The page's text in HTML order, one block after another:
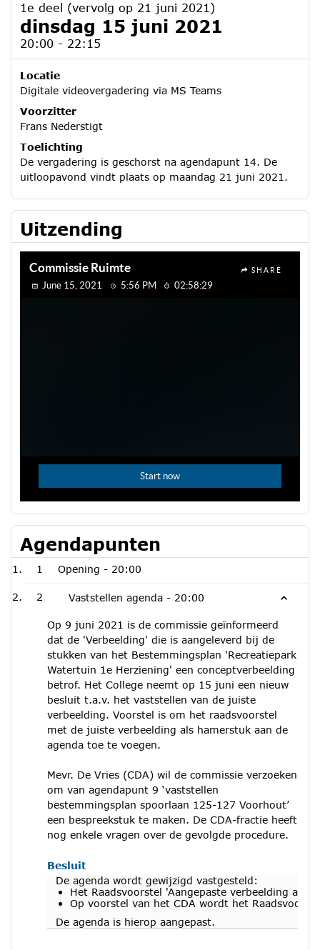
1e deel (vervolg op 21 juni 2021)
dinsdag 15 juni 2021
20:00 - 22:15
Locatie
Digitale videovergadering via MS Teams
Voorzitter
Frans Nederstigt
Toelichting
De vergadering is geschorst na agendapunt 14. De
uitloopavond vindt plaats op maandag 21 juni 2021.
Uitzending
Agendapunten
1 Opening - 20:00
2 Vaststellen agenda - 20:00
Op 9 juni 2021 is de commissie geïnformeerd
dat de 'Verbeelding' die is aangeleverd bij de
stukken van het Bestemmingsplan 'Recreatiepark
Watertuin 1e Herziening' een conceptverbeelding
betrof. Het College neemt op 15 juni een nieuw
besluit t.a.v. het vaststellen van de juiste
verbeelding. Voorstel is om het raadsvoorstel
met de juiste verbeelding als hamerstuk aan de
agenda toe te voegen.
Mevr. De Vries (CDA) wil de commissie verzoeken
om van agendapunt 9 ‘vaststellen
bestemmingsplan spoorlaan 125-127 Voorhout’
een bespreekstuk te maken. De CDA-fractie heeft
nog enkele vragen over de gevolgde procedure.
Besluit
De agenda wordt gewijzigd vastgesteld:
Het Raadsvoorstel 'Aangepaste verbeelding als
Op voorstel van het CDA wordt het
De agenda is hierop aangepast.